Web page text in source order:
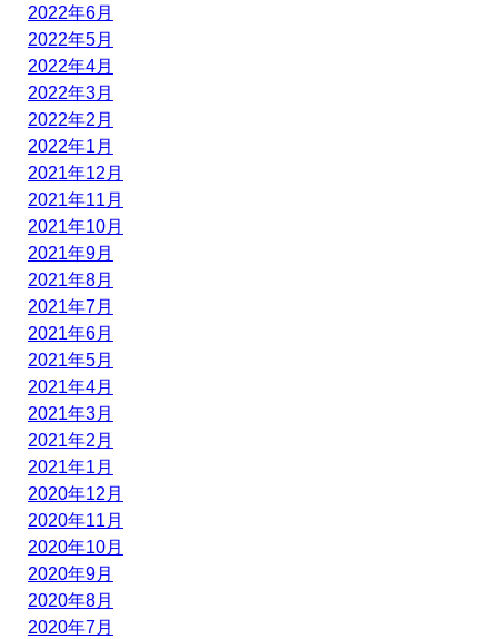
2022年6月
2022年5月
2022年4月
2022年3月
2022年2月
2022年1月
2021年12月
2021年11月
2021年10月
2021年9月
2021年8月
2021年7月
2021年6月
2021年5月
2021年4月
2021年3月
2021年2月
2021年1月
2020年12月
2020年11月
2020年10月
2020年9月
2020年8月
2020年7月